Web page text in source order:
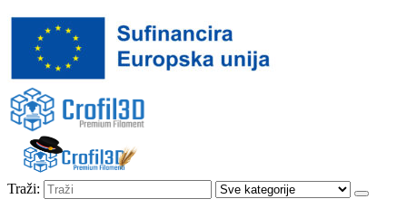
Traži: